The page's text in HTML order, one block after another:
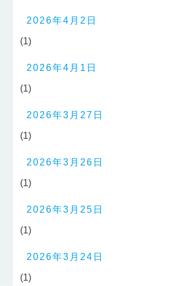
2026年4月2日
(1)
2026年4月1日
(1)
2026年3月27日
(1)
2026年3月26日
(1)
2026年3月25日
(1)
2026年3月24日
(1)